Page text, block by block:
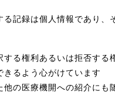
る記録は個人情報であり
する権利あるいは拒否する
るよう心がけています
他の医療機開への紹介に